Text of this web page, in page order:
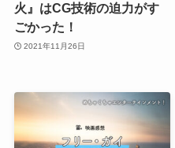
火』はCG技術の迫力がす
ごかった！
2021年11月26日